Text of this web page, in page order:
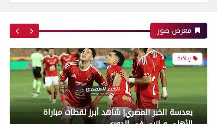
معرض صور
بعدسة الخبر المصري| شاهد أبرز لقطات مباراة زد و
بيراميدز فى نهائى كأس مصر
رياضة
بعدسة الخبر المصري| شاهد أبرز لقطات مباراة